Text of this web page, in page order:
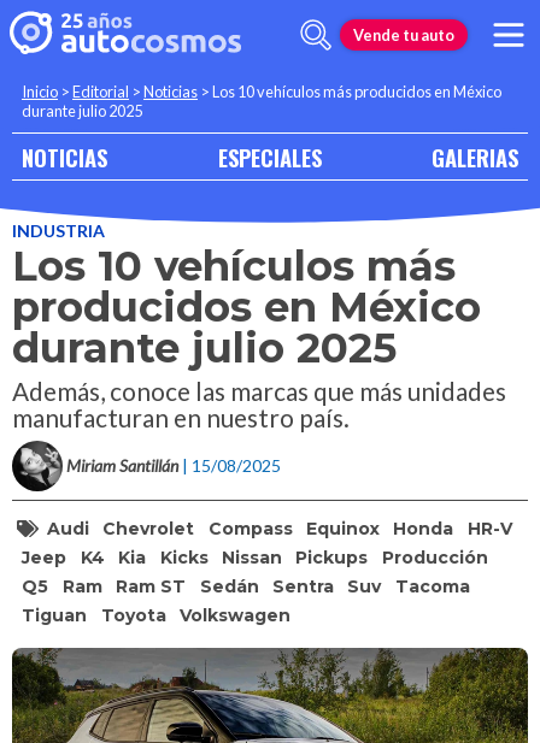
Vende tu auto
Inicio >Editorial >Noticias >Los 10 vehículos más producidos en México
durante julio 2025
NOTICIAS ESPECIALES GALERIAS
INDUSTRIA
Los 10 vehículos más
producidos en México
durante julio 2025
Además, conoce las marcas que más unidades
manufacturan en nuestro país.
Miriam Santillán | 15/08/2025
Audi Chevrolet Compass Equinox Honda
HR-V
Jeep
K4 Kia Kicks Nissan Pickups
Producción
Q5
Ram Ram ST Sedán Sentra Suv
Tacoma
Tiguan
Toyota Volkswagen